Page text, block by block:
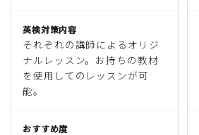
英検対策内容
それぞれの講師によるオリジ
ナルレッスン。お持ちの教材
を使用してのレッスンが可
能。
おすすめ度